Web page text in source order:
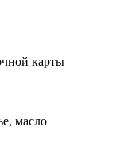
карты
масло